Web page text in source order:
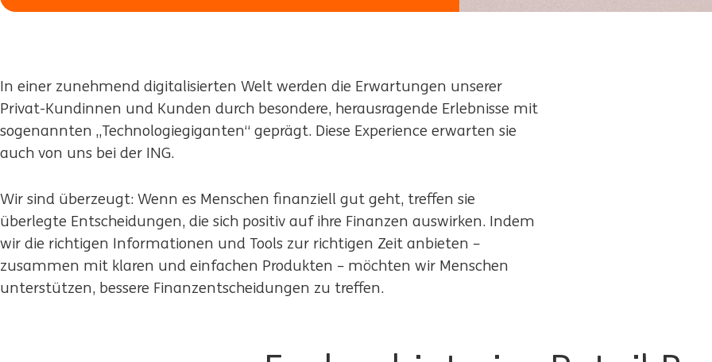
In einer zunehmend digitalisierten Welt werden die Erwartungen unserer
Privat-Kundinnen und Kunden durch besondere, herausragende Erlebnisse mit
sogenannten „Technologiegiganten“ geprägt. Diese Experience erwarten sie
auch von uns bei der ING.
Wir sind überzeugt: Wenn es Menschen finanziell gut geht, treffen sie
überlegte Entscheidungen, die sich positiv auf ihre Finanzen auswirken. Indem
wir die richtigen Informationen und Tools zur richtigen Zeit anbieten –
zusammen mit klaren und einfachen Produkten – möchten wir Menschen
unterstützen, bessere Finanzentscheidungen zu treffen.